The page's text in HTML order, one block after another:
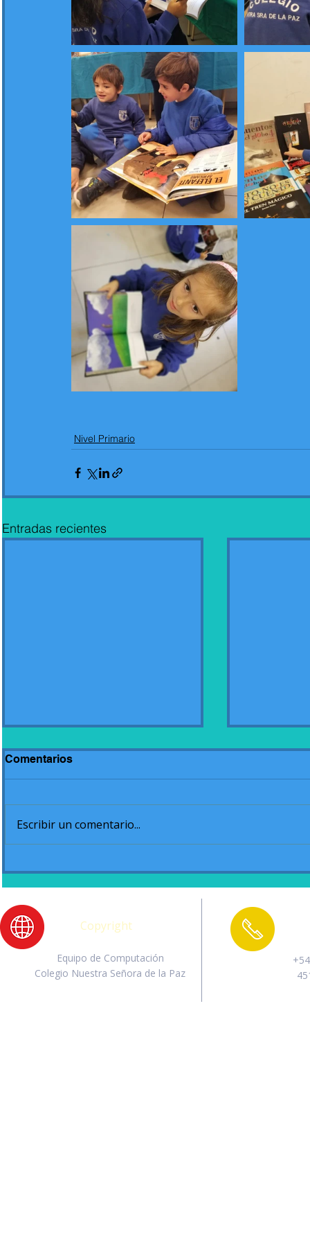
Nivel Primario
Entradas recientes
Patronales de Primer Ciclo
Primaria y
Comentarios
Escribir un comentario...
Copyright
Equipo de Computación
Colegio Nuestra Señora de la Paz